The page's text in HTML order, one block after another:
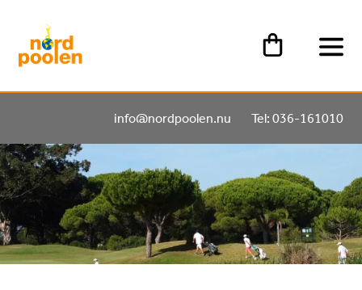
info@nordpoolen.nu Tel: 036-161010